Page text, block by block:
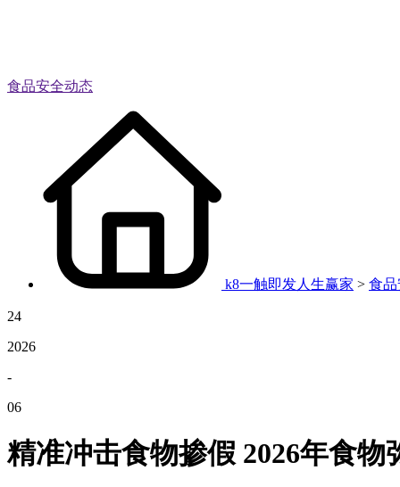
食品安全动态
k8一触即发人生赢家 > 食
24
2026
-
06
精准冲击食物掺假 2026年食物